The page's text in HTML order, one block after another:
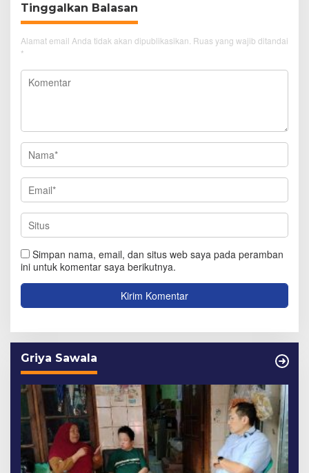
Tinggalkan Balasan
Alamat email Anda tidak akan dipublikasikan. Ruas yang wajib ditandai
*
Simpan nama, email, dan situs web saya pada peramban
ini untuk komentar saya berikutnya.
Griya Sawala